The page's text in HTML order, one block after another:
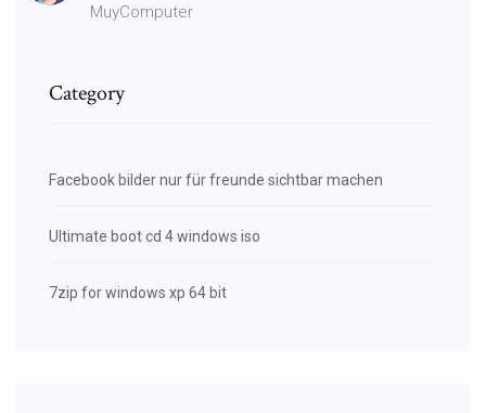
MuyComputer
Category
Facebook bilder nur für freunde sichtbar machen
Ultimate boot cd 4 windows iso
7zip for windows xp 64 bit